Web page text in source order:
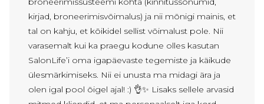
kirjad, broneerimisvõimalus) ja nii mõnigi mainis, et
tal on kahju, et kõikidel sellist võimalust pole. Nii
varasemalt kui ka praegu kodune olles kasutan
SalonLife’i oma igapäevaste tegemiste ja käikude
ülesmärkimiseks. Nii ei unusta ma midagi ära ja
olen igal pool õigel ajal! :) 👌✨ Lisaks sellele arvasid